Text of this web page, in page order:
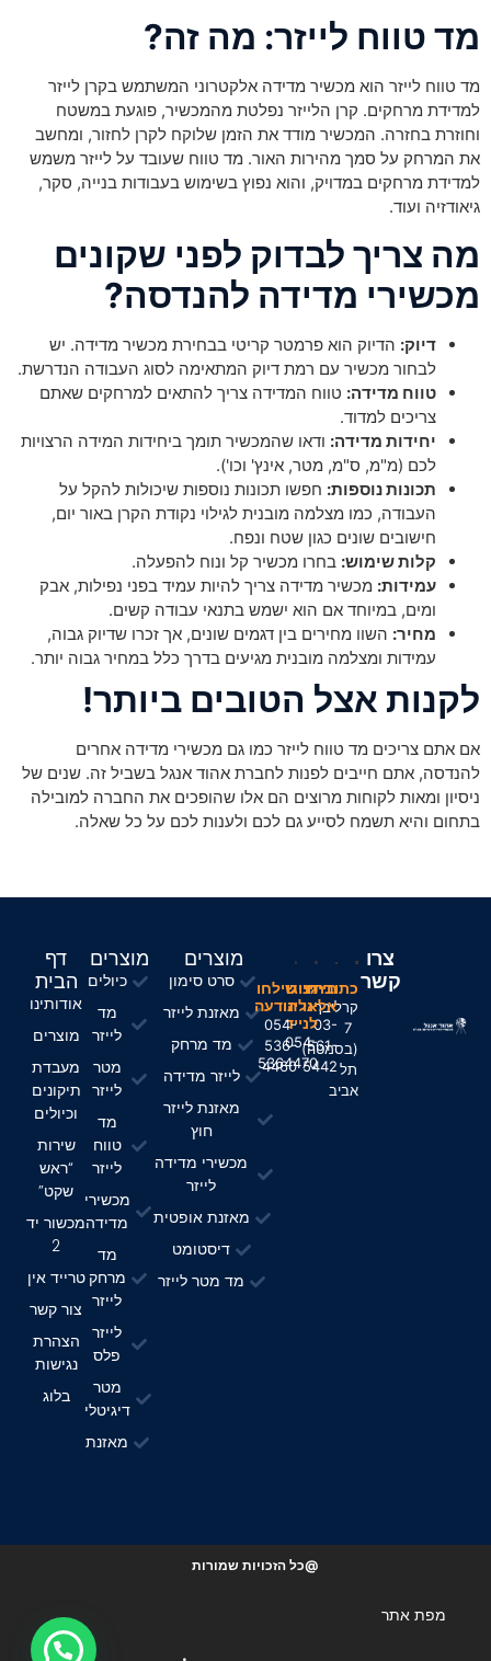
מד טווח לייזר: מה זה?
מד טווח לייזר הוא מכשיר מדידה אלקטרוני המשתמש בקרן לייזר
למדידת מרחקים. קרן הלייזר נפלטת מהמכשיר, פוגעת במשטח
וחוזרת בחזרה. המכשיר מודד את הזמן שלוקח לקרן לחזור, ומחשב
את המרחק על סמך מהירות האור. מד טווח שעובד על לייזר משמש
למדידת מרחקים במדויק, והוא נפוץ בשימוש בעבודות בנייה, סקר,
גיאודזיה ועוד.
מה צריך לבדוק לפני שקונים
מכשירי מדידה להנדסה?
דיוק: הדיוק הוא פרמטר קריטי בבחירת מכשיר מדידה. יש
לבחור מכשיר עם רמת דיוק המתאימה לסוג העבודה הנדרשת.
טווח מדידה: טווח המדידה צריך להתאים למרחקים שאתם
צריכים למדוד.
יחידות מדידה: ודאו שהמכשיר תומך ביחידות המידה הרצויות
לכם (מ"מ, ס"מ, מטר, אינץ' וכו').
תכונות נוספות: חפשו תכונות נוספות שיכולות להקל על
העבודה, כמו מצלמה מובנית לגילוי נקודת הקרן באור יום,
חישובים שונים כגון שטח ונפח.
קלות שימוש: בחרו מכשיר קל ונוח להפעלה.
עמידות: מכשיר מדידה צריך להיות עמיד בפני נפילות, אבק
ומים, במיוחד אם הוא ישמש בתנאי עבודה קשים.
מחיר: השוו מחירים בין דגמים שונים, אך זכרו שדיוק גבוה,
עמידות ומצלמה מובנית מגיעים בדרך כלל במחיר גבוה יותר.
לקנות אצל הטובים ביותר!
אם אתם צריכים מד טווח לייזר כמו גם מכשירי מדידה אחרים
להנדסה, אתם חייבים לפנות לחברת אהוד אנגל בשביל זה. שנים של
ניסיון ומאות לקוחות מרוצים הם אלו שהופכים את החברה למובילה
בתחום והיא תשמח לסייע גם לכם ולענות לכם על כל שאלה.
דף
הבית
אודותינו
מוצרים
מעבדת
תיקונים
וכיולים
שירות
“ראש
שקט”
מכשור יד
2
טרייד אין
צור קשר
הצהרת
נגישות
בלוג
מוצרים
כיולים
מד
לייזר
מטר
לייזר
מד
טווח
לייזר
מכשירי
מדידה
מד
מרחק
לייזר
לייזר
פלס
מטר
דיגיטלי
מאזנת
מוצרים
סרט סימון
מאזנת לייזר
מד מרחק
לייזר מדידה
מאזנת לייזר
חוץ
מכשירי מדידה
לייזר
מאזנת אופטית
דיסטומט
מד מטר לייזר
צרו
קשרכתובתינו
קרליבך
7
(בסמטה)
תל
אביב
חייגו
אלינו
03-
561-
5442
חייגו
אלינו
לנייד
054-
5364470
שילחו
הודעה
054-
536-
4460
@כל הזכויות שמורות
מפת אתר